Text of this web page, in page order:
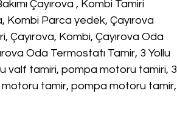
Çayırova , Kombi Tamiri
Kombi Parca yedek, Çayırova
Çayırova, Kombi, Çayırova Oda
Oda Termostatı Tamir, 3 Yollu
valf tamiri, pompa motoru tamiri, 3
motoru tamir, pompa motoru tamir,